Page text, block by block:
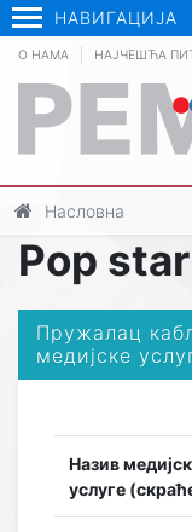
НАВИГАЦИЈА
О НАМА НАЈЧЕШЋА
Насловна
Pop star
Пружалац
медијске
Назив
услуге